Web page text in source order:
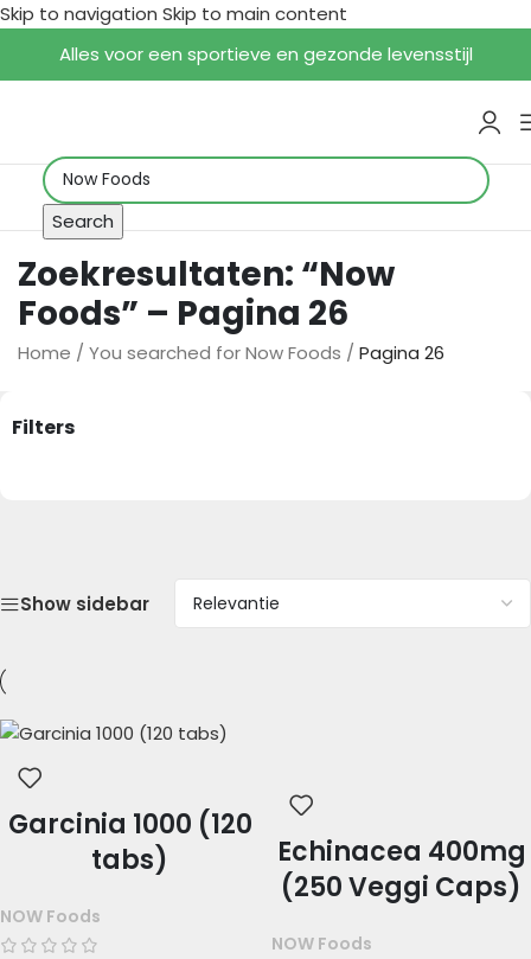
Skip to navigation Skip to main content
Alles voor een sportieve en gezonde levensstijl
Search
Zoekresultaten: “Now
Foods” – Pagina 26
Home / You searched for Now Foods / Pagina 26
Filters
Show sidebar
Garcinia 1000 (120
tabs)
NOW Foods
Echinacea 400mg
(250 Veggi Caps)
NOW Foods